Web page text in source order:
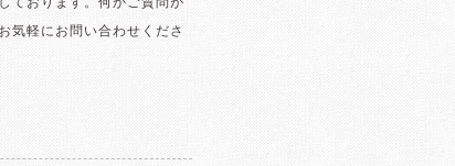
ております。何かご質問が
気軽にお問い合わせくださ